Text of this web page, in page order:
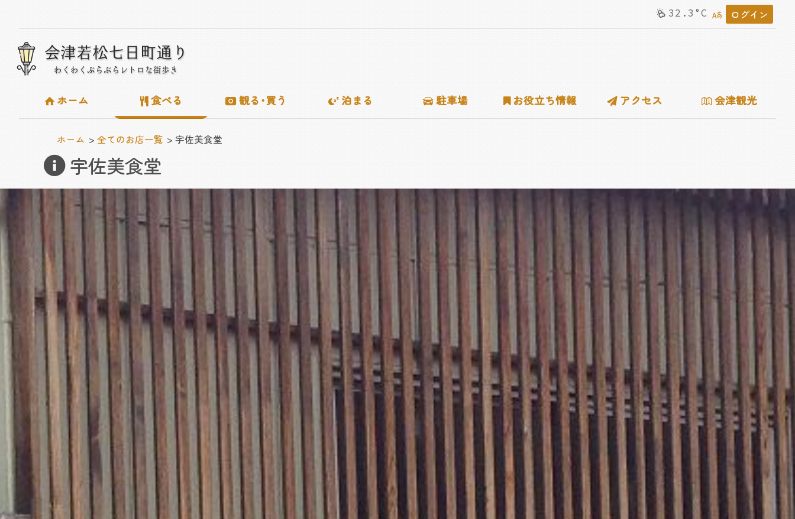
32.3°C ログイン













 会津若松七日町通り
わくわくぶらぶらレトロな街歩き
ホーム 食べる 観る･買う 泊まる 駐車場 お役立ち情報 アクセス 会津観光
ホーム 全てのお店一覧 宇佐美食堂
宇佐美食堂